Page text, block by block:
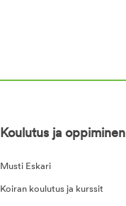
Koulutus ja oppiminen
Musti Eskari
Koiran koulutus ja kurssit